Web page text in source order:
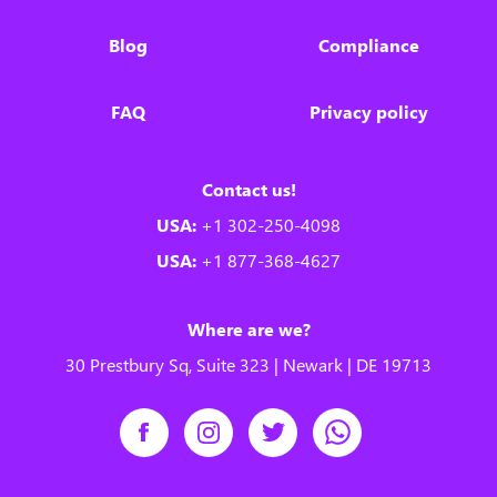
Blog
FAQ
Compliance
Privacy policy
Contact us!
USA: +1 302-250-4098
USA: +1 877-368-4627
Where are we?
30 Prestbury Sq, Suite 323 | Newark | DE 19713